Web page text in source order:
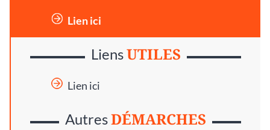
Lien ici
LiensUTILES
Lien ici
AutresDÉMARCHES